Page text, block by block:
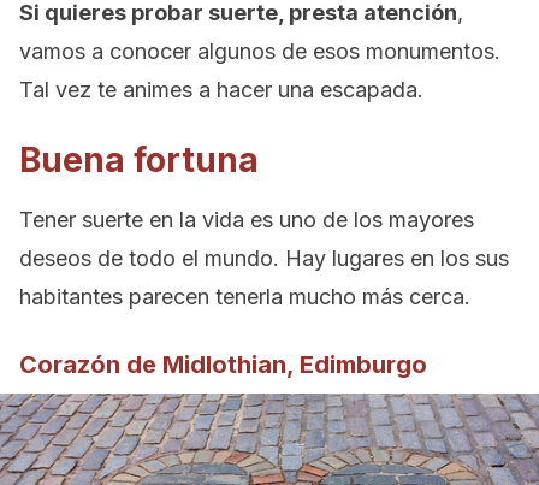
Si quieres probar suerte, presta atención,
vamos a conocer algunos de esos monumentos.
Tal vez te animes a hacer una escapada.
Buena fortuna
Tener suerte en la vida es uno de los mayores
deseos de todo el mundo. Hay lugares en los sus
habitantes parecen tenerla mucho más cerca.
Corazón de Midlothian, Edimburgo